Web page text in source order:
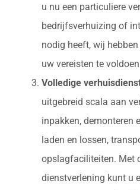
u nu een particuliere
bedrijfsverhuizing of
nodig heeft, wij
uw vereisten te
Volledige
uitgebreid scala aan
inpakken, demonteren
laden en lossen,
opslagfaciliteiten. Met
dienstverlening kunt u